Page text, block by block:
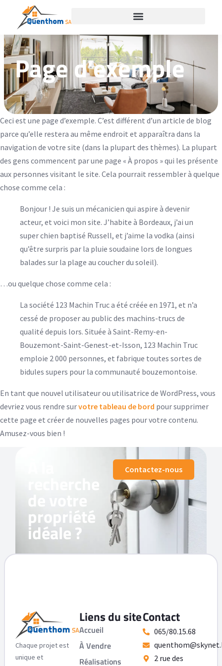
Page d’exemple
Ceci est une page d’exemple. C’est différent d’un article de blog
parce qu’elle restera au même endroit et apparaîtra dans la
navigation de votre site (dans la plupart des thèmes). La plupart
des gens commencent par une page « À propos » qui les présente
aux personnes visitant le site. Cela pourrait ressembler à quelque
chose comme cela :
Bonjour ! Je suis un mécanicien qui aspire à devenir
acteur, et voici mon site. J’habite à Bordeaux, j’ai un
super chien baptisé Russell, et j’aime la vodka (ainsi
qu’être surpris par la pluie soudaine lors de longues
balades sur la plage au coucher du soleil).
…ou quelque chose comme cela :
La société 123 Machin Truc a été créée en 1971, et n’a
cessé de proposer au public des machins-trucs de
qualité depuis lors. Située à Saint-Remy-en-
Bouzemont-Saint-Genest-et-Isson, 123 Machin Truc
emploie 2 000 personnes, et fabrique toutes sortes de
bidules supers pour la communauté bouzemontoise.
En tant que nouvel utilisateur ou utilisatrice de WordPress, vous
devriez vous rendre survotre tableau de bord pour supprimer
cette page et créer de nouvelles pages pour votre contenu.
Amusez-vous bien !
de votre
propriété
idéale ?
Contactez-nous
Chaque projet est
unique et
Liens du site
Accueil
À Vendre
Réalisations
Contact
065/80.15.68
2 rue des